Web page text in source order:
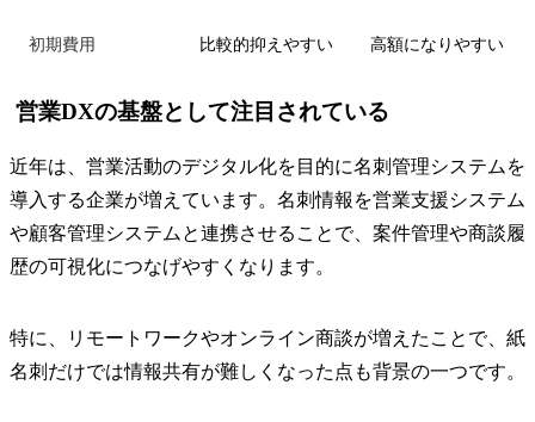
初期費用 比較的抑えやすい 高額になりやすい
営業DXの基盤として注目されている
近年は、営業活動のデジタル化を目的に名刺管理システムを
導入する企業が増えています。名刺情報を営業支援システム
や顧客管理システムと連携させることで、案件管理や商談履
歴の可視化につなげやすくなります。
特に、リモートワークやオンライン商談が増えたことで、紙
名刺だけでは情報共有が難しくなった点も背景の一つです。